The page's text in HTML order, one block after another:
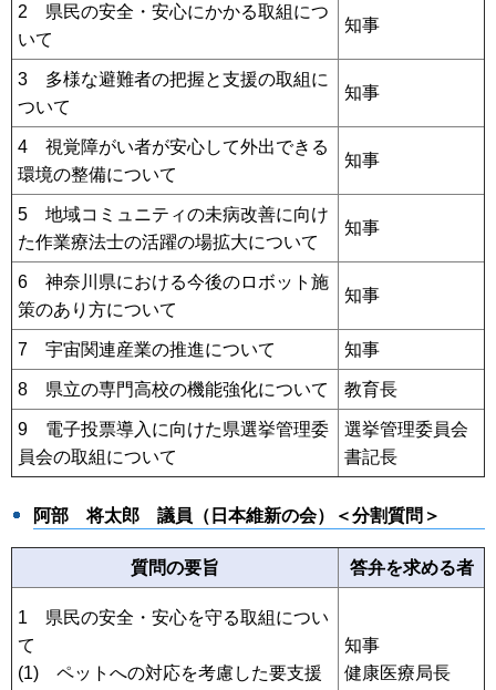
2 県民の安全・安心にかかる取組につ
いて
知事
3 多様な避難者の把握と支援の取組に
ついて
知事
4 視覚障がい者が安心して外出できる
環境の整備について
知事
5 地域コミュニティの未病改善に向け
た作業療法士の活躍の場拡大について
知事
6 神奈川県における今後のロボット施
策のあり方について
知事
7 宇宙関連産業の推進について 知事
8 県立の専門高校の機能強化について 教育長
9 電子投票導入に向けた県選挙管理委
員会の取組について
選挙管理委員会
書記長
阿部 将太郎 議員（日本維新の会）＜分割質問＞
質問の要旨 答弁を求める者
1 県民の安全・安心を守る取組につい
て
(1) ペットへの対応を考慮した要支援
知事
健康医療局長